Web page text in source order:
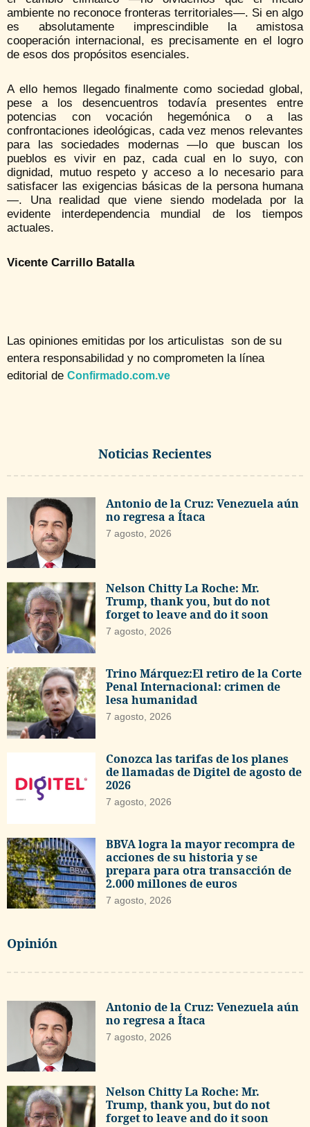
Noticias Recientes
Antonio de la Cruz: Venezuela aún
no regresa a Ítaca
7 agosto, 2026
Nelson Chitty La Roche: Mr.
Trump, thank you, but do not
forget to leave and do it soon
7 agosto, 2026
Trino Márquez:El retiro de la Corte
Penal Internacional: crimen de
lesa humanidad
7 agosto, 2026
Conozca las tarifas de los planes
de llamadas de Digitel de agosto de
2026
7 agosto, 2026
BBVA logra la mayor recompra de
acciones de su historia y se
prepara para otra transacción de
2.000 millones de euros
7 agosto, 2026
Opinión
Antonio de la Cruz: Venezuela aún
no regresa a Ítaca
7 agosto, 2026
Nelson Chitty La Roche: Mr.
Trump, thank you, but do not
forget to leave and do it soon
ambiente no reconoce fronteras territoriales—. Si en algo
es absolutamente imprescindible la amistosa
cooperación internacional, es precisamente en el logro
de esos dos propósitos esenciales.
A ello hemos llegado finalmente como sociedad global,
pese a los desencuentros todavía presentes entre
potencias con vocación hegemónica o a las
confrontaciones ideológicas, cada vez menos relevantes
para las sociedades modernas —lo que buscan los
pueblos es vivir en paz, cada cual en lo suyo, con
dignidad, mutuo respeto y acceso a lo necesario para
satisfacer las exigencias básicas de la persona humana
—. Una realidad que viene siendo modelada por la
evidente interdependencia mundial de los tiempos
actuales.
Vicente Carrillo Batalla
Las opiniones emitidas por los articulistas son de su
entera responsabilidad y no comprometen la línea
editorial de Confirmado.com.ve